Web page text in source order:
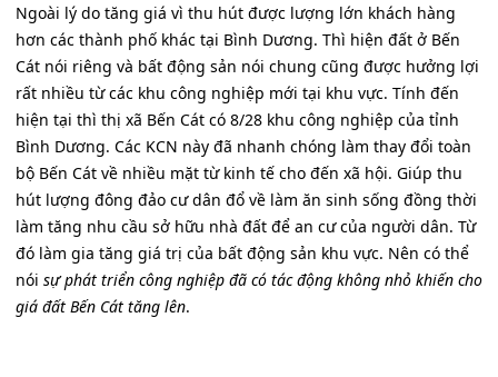
Ngoài lý do tăng giá vì thu hút được lượng lớn khách hàng
hơn các thành phố khác tại Bình Dương. Thì hiện đất ở Bến
Cát nói riêng và bất động sản nói chung cũng được hưởng lợi
rất nhiều từ các khu công nghiệp mới tại khu vực. Tính đến
hiện tại thì thị xã Bến Cát có 8/28 khu công nghiệp của tỉnh
Bình Dương. Các KCN này đã nhanh chóng làm thay đổi toàn
bộ Bến Cát về nhiều mặt từ kinh tế cho đến xã hội. Giúp thu
hút lượng đông đảo cư dân đổ về làm ăn sinh sống đồng thời
làm tăng nhu cầu sở hữu nhà đất để an cư của người dân. Từ
đó làm gia tăng giá trị của bất động sản khu vực. Nên có thể
nói sự phát triển công nghiệp đã có tác động không nhỏ khiến cho
giá đất Bến Cát tăng lên.